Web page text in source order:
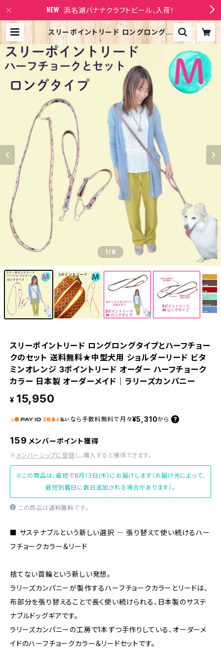
浜名湖バナナクラフトビール、入荷！
スリーポイントリード ロングロングタ
イプとハーフチョークのセット 送料無
料★中型犬用 ショルダーリード ビタ
ミンオレンジ 3ポイントリード オーダ
ー ハーフチョークカラー 日本製 オー
ダーメイド｜ラリーズカンパニー | L
arry's Company
1/8
スリーポイントリード ロングロングタイプとハーフチョー
クのセット 送料無料★中型犬用 ショルダーリード ビタ
ミンオレンジ 3ポイントリード オーダー ハーフチョーク
カラー 日本製 オーダーメイド｜ラリーズカンパニー
¥ 15,950
なら 手数料無料で 月々¥5,310から
159 メンバーポイント獲得
※ メンバーシップに登録 し、購入すると獲得できます。
※この商品は、最短で8月13日(木)にお届けします（お届け先によって、
最短到着日に数日追加される場合があります）。
この商品は送料無料です。
■ サステナブルという新しい選択 ― 張り替えて使い続けるハー
フチョークカラー＆リード
捨てない首輪という新しい発想。
ラリーズカンパニーが製作するハーフチョークカラーとリードは、
布部分を張り替えることで長く使い続けられる、日本製のサステ
ナブルドッグギアです。
ラリーズカンパニーの工房で1本ずつ手作りしている、オーダーメ
イドのハーフチョークカラー＆リードセットです。